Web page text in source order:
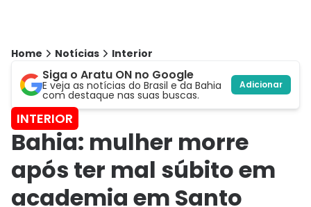
Home Notícias Interior
Siga o Aratu ON no Google
E veja as notícias do Brasil e da Bahia
com destaque nas suas buscas.
Adicionar
INTERIOR
Bahia: mulher morre
após ter mal súbito em
academia em Santo